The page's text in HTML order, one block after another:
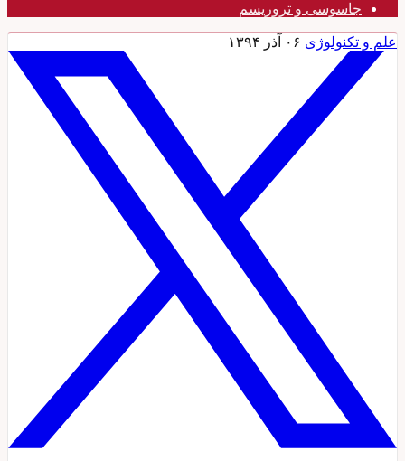
جاسوسی و تروریسم
علم و تکنولوژی ۰۶ آذر ۱۳۹۴